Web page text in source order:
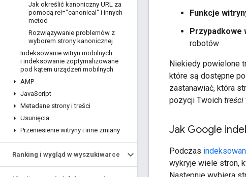
Jak określić kanoniczny URL za
pomocą rel="canonical" i innych
metod
Rozwiązywanie problemów z
wyborem strony kanonicznej
Indeksowanie witryn mobilnych
i indeksowanie zoptymalizowane
pod kątem urządzeń mobilnych
AMP
JavaScript
Metadane strony i treści
Usunięcia
Przeniesienie witryny i inne zmiany
Ranking i wygląd w wyszukiwarce
Funkcje
Przypadkowe
robotów
Niekiedy powielone
które są dostępne
zastanawiać, która
pozycji Twoich treści
Jak Google
Podczas
wykryje wiele stron,